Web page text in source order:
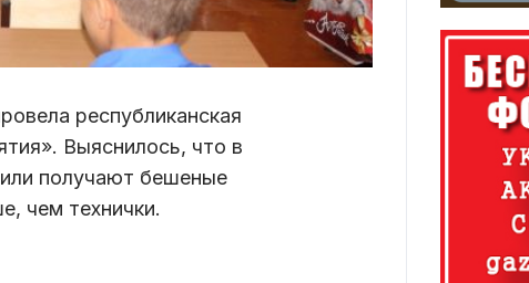
республиканская
Выяснилось, что в
получают бешеные
чем технички.